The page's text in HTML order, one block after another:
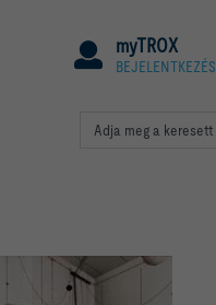
myTROX
BEJELENTKEZÉS